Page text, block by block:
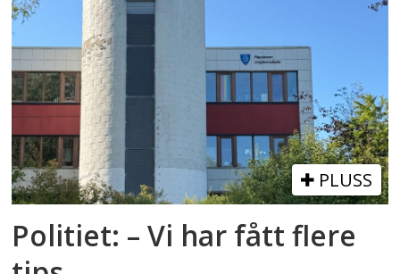
PLUSS
Politiet: – Vi har fått flere